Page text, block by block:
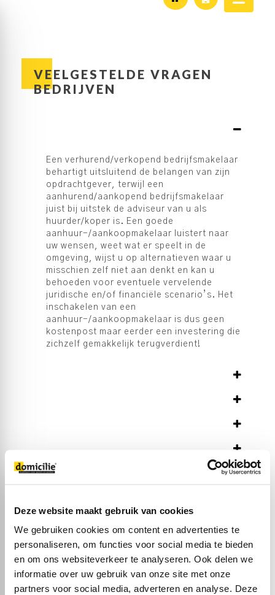
Deze website maakt gebruik van cookies
We gebruiken cookies om content en advertenties te
personaliseren, om functies voor social media te bieden
en om ons websiteverkeer te analyseren. Ook delen we
informatie over uw gebruik van onze site met onze
partners voor social media, adverteren en analyse. Deze
VEELGESTELDE VRAGEN
BEDRIJVEN
Een verhurend/verkopend bedrijfsmakelaar
behartigt uitsluitend de belangen van zijn
opdrachtgever, terwijl een
aanhurend/aankopend bedrijfsmakelaar
juist bij uitstek de adviseur van u als
huurder/koper is. Een goede
aanhuur-/aankoopmakelaar luistert naar
uw wensen, weet wat er speelt in de
omgeving, wijst u op alternatieven waar u
misschien zelf niet aan denkt en kan u
behoeden voor eventuele vervelende
juridische en/of financiële scenario’s. Het
inschakelen van een
aanhuur-/aankoopmakelaar is dus geen
kostenpost maar eerder een investering die
zichzelf gemakkelijk terugverdient!